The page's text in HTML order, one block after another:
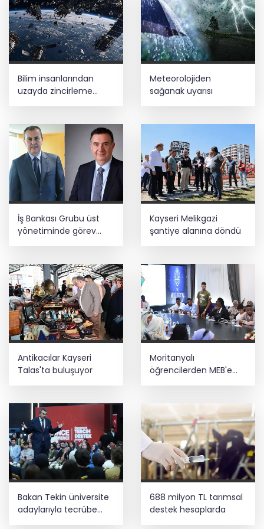
Bilim insanlarından
uzayda zincirleme
felaket uyarısı
Meteorolojiden
sağanak uyarısı
İş Bankası Grubu üst
yönetiminde görev
Kayseri Melikgazi
şantiye alanına döndü
Antikacılar Kayseri
Talas'ta buluşuyor
Moritanyalı
öğrencilerden MEB'e
ziyaret
Bakan Tekin üniversite
adaylarıyla tecrübe
paylaştı
688 milyon TL tarımsal
destek hesaplarda